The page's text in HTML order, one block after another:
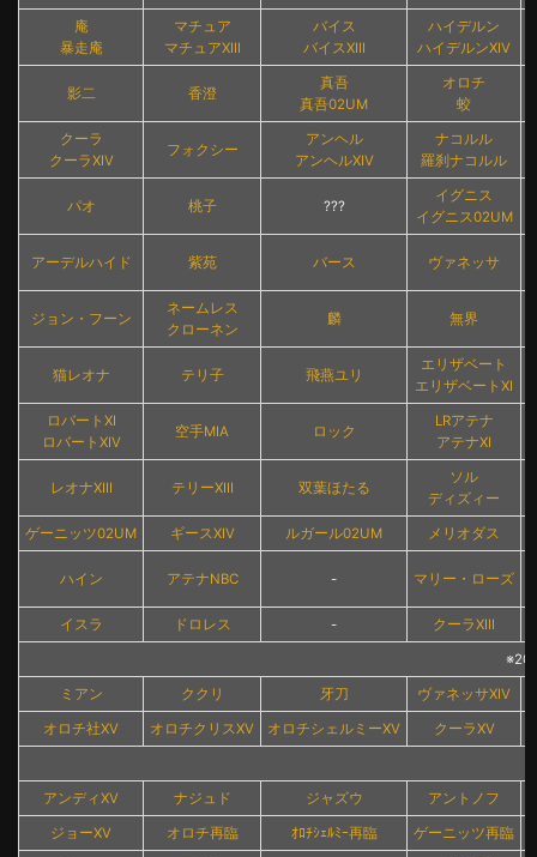
庵
暴走庵
マチュア
マチュアXIII
バイス
バイスXIII
ハイデルン
ハイデルンXIV
影二 香澄
真吾
真吾02UM
オロチ
蛟
クーラ
クーラXIV
フォクシー
アンヘル
アンヘルXIV
ナコルル
羅刹ナコルル
パオ 桃子 ???
イグニス
イグニス02UM
アーデルハイド 紫苑 バース ヴァネッサ
ジョン・フーン
ネームレス
クローネン
麟 無界
猫レオナ テリ子 飛燕ユリ
エリザベート
エリザベートXI
ロバートXI
ロバートXIV
空手MIA ロック
LRアテナ
アテナXI
レオナXIII テリーXIII 双葉ほたる
ソル
ディズィー
ゲーニッツ02UM ギースXIV ルガール02UM メリオダス
ハイン アテナNBC - マリー・ローズ
イスラ ドロレス - クーラXIII
ミアン ククリ 牙刀 ヴァネッサXIV
オロチ社XV オロチクリスXV オロチシェルミーXV クーラXV
アンディXV ナジュド ジャズウ アントノフ
ジョーXV オロチ再臨 ｵﾛﾁｼｪﾙﾐｰ再臨 ゲーニッツ再臨